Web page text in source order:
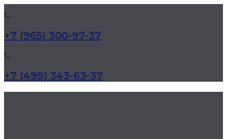
+7 (965) 300-97-37
+7 (499) 343-63-37